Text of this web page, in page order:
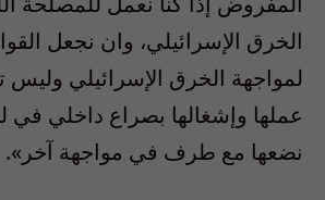
الخرق الإسرائيلي، وان نجعل
لمواجهة الخرق الإسرائيلي وليس
عملها وإشغالها بصراع داخلي في
نضعها مع طرف في مواجهة آخر».